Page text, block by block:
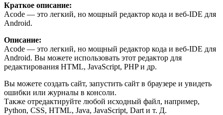
Краткое описание:
Acode — это легкий, но мощный редактор кода и веб-IDE для
Android.
Описание:
Acode — это легкий, но мощный редактор кода и веб-IDE для
Android. Вы можете использовать этот редактор для
редактирования HTML, JavaScript, PHP и др.
Вы можете создать сайт, запустить сайт в браузере и увидеть
ошибки или журналы в консоли.
Также отредактируйте любой исходный файл, например,
Python, CSS, HTML, Java, JavaScript, Dart и т. Д.